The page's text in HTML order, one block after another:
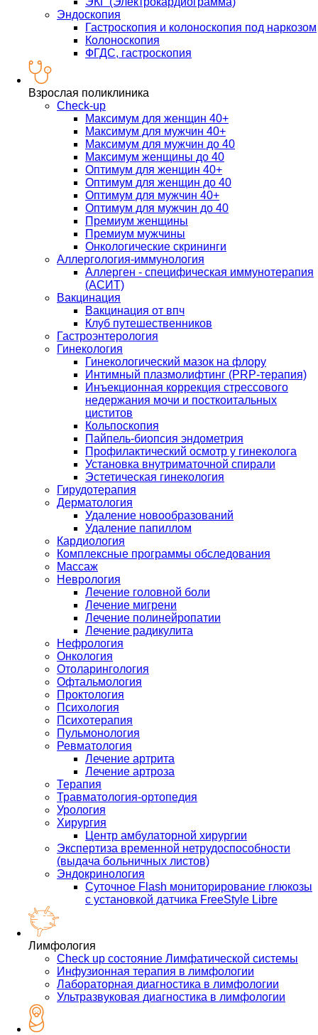
Эндоскопия
Гастроскопия и колоноскопия под наркозом
Колоноскопия
ФГДС, гастроскопия
Взрослая поликлиника
Check-up
Максимум для женщин 40+
Максимум для мужчин 40+
Максимум для мужчин до 40
Максимум женщины до 40
Оптимум для женщин 40+
Оптимум для женщин до 40
Оптимум для мужчин 40+
Оптимум для мужчин до 40
Премиум женщины
Премиум мужчины
Онкологические скрининги
Аллергология-иммунология
Аллерген - специфическая иммунотерапия
(АСИТ)
Вакцинация
Вакцинация от впч
Клуб путешественников
Гастроэнтерология
Гинекология
Гинекологический мазок на флору
Интимный плазмолифтинг (PRP-терапия)
Инъекционная коррекция стрессового
недержания мочи и посткоитальных
циститов
Кольпоскопия
Пайпель-биопсия эндометрия
Профилактический осмотр у гинеколога
Установка внутриматочной спирали
Эстетическая гинекология
Гирудотерапия
Дерматология
Удаление новообразований
Удаление папиллом
Кардиология
Комплексные программы обследования
Массаж
Неврология
Лечение головной боли
Лечение мигрени
Лечение полинейропатии
Лечение радикулита
Нефрология
Онкология
Отоларингология
Офтальмология
Проктология
Психология
Психотерапия
Пульмонология
Ревматология
Лечение артрита
Лечение артроза
Терапия
Травматология-ортопедия
Урология
Хирургия
Центр амбулаторной хирургии
Экспертиза временной нетрудоспособности
(выдача больничных листов)
Эндокринология
Суточное Flash мониторирование глюкозы
с установкой датчика FreeStyle Libre
Лимфология
Check up состояние Лимфатической системы
Инфузионная терапия в лимфологии
Лабораторная диагностика в лимфологии
Ультразвуковая диагностика в лимфологии